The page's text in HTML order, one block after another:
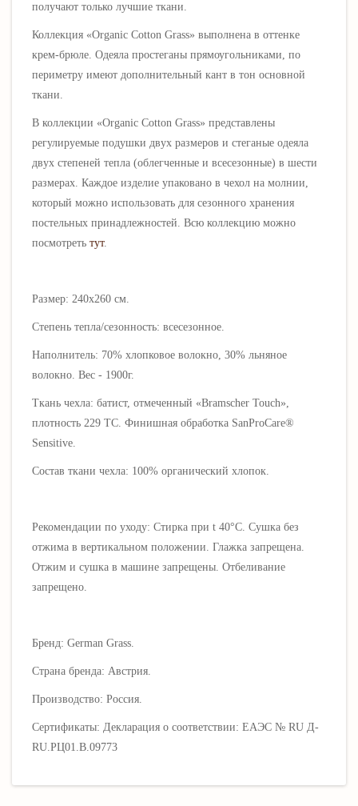
получают только лучшие ткани.
Коллекция «Organic Cotton Grass» выполнена в оттенке
крем-брюле. Одеяла простеганы прямоугольниками, по
периметру имеют дополнительный кант в тон основной
ткани.
В коллекции «Organic Cotton Grass» представлены
регулируемые подушки двух размеров и стеганые одеяла
двух степеней тепла (облегченные и всесезонные) в шести
размерах. Каждое изделие упаковано в чехол на молнии,
который можно использовать для сезонного хранения
постельных принадлежностей. Всю коллекцию можно
посмотреть тут.
Размер: 240х260 см.
Степень тепла/сезонность: всесезонное.
Наполнитель: 70% хлопковое волокно, 30% льняное
волокно. Вес - 1900г.
Ткань чехла: батист, отмеченный «Bramscher Touch»,
плотность 229 ТС. Финишная обработка SanProCare®
Sensitive.
Состав ткани чехла: 100% органический хлопок.
Рекомендации по уходу: Стирка при t 40°C. Сушка без
отжима в вертикальном положении. Глажка запрещена.
Отжим и сушка в машине запрещены. Отбеливание
запрещено.
Бренд: German Grass.
Страна бренда: Австрия.
Производство: Россия.
Сертификаты: Декларация о соответствии: EAЭС № RU Д-
RU.РЦ01.В.09773